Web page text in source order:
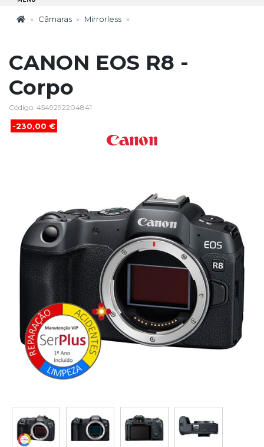
Câmaras Mirrorless
CANON EOS R8 -
Corpo
Código: 4549292204841
-230,00 €